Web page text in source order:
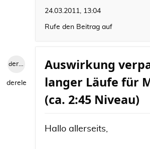
24.03.2011, 13:04
Rufe den Beitrag auf
derele
derele
Auswirkung
langer Läufe für
(ca. 2:45 Niveau)
Hallo allerseits,